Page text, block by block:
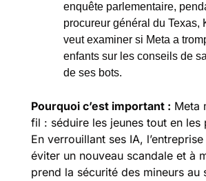
enquête parlementaire,
procureur général du Texas,
veut examiner si Meta a
enfants sur les conseils de
de ses bots.
Pourquoi c’est important : Meta
fil : séduire les jeunes tout en les
En verrouillant ses IA,
éviter un nouveau scandale et à
prend la sécurité des mineurs au